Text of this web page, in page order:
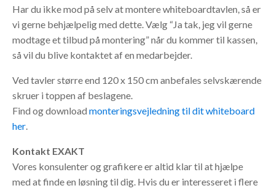
Har du ikke mod på selv at montere whiteboardtavlen, så er
vi gerne behjælpelig med dette. Vælg “Ja tak, jeg vil gerne
modtage et tilbud på montering” når du kommer til kassen,
så vil du blive kontaktet af en medarbejder.
Ved tavler større end 120 x 150 cm anbefales selvskærende
skruer i toppen af beslagene.
Find og download monteringsvejledning til dit whiteboard
her.
Kontakt EXAKT
Vores konsulenter og grafikere er altid klar til at hjælpe
med at finde en løsning til dig. Hvis du er interesseret i flere